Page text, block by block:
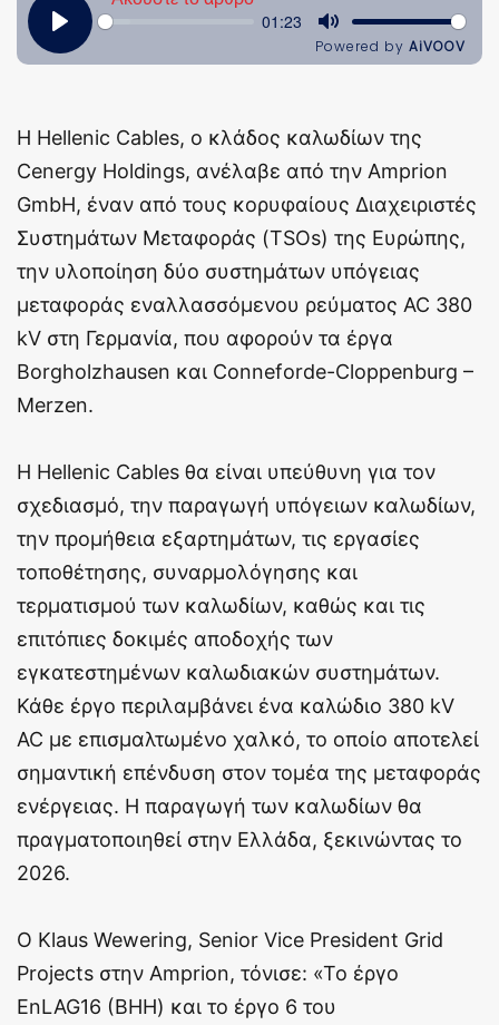
Η Hellenic Cables, ο κλάδος καλωδίων της
Cenergy Holdings, ανέλαβε από την Amprion
GmbH, έναν από τους κορυφαίους Διαχειριστές
Συστημάτων Μεταφοράς (TSOs) της Ευρώπης,
την υλοποίηση δύο συστημάτων υπόγειας
μεταφοράς εναλλασσόμενου ρεύματος AC 380
kV στη Γερμανία, που αφορούν τα έργα
Borgholzhausen και Conneforde-Cloppenburg –
Merzen.
Η Hellenic Cables θα είναι υπεύθυνη για τον
σχεδιασμό, την παραγωγή υπόγειων καλωδίων,
την προμήθεια εξαρτημάτων, τις εργασίες
τοποθέτησης, συναρμολόγησης και
τερματισμού των καλωδίων, καθώς και τις
επιτόπιες δοκιμές αποδοχής των
εγκατεστημένων καλωδιακών συστημάτων.
Κάθε έργο περιλαμβάνει ένα καλώδιο 380 kV
AC με επισμαλτωμένο χαλκό, το οποίο αποτελεί
σημαντική επένδυση στον τομέα της μεταφοράς
ενέργειας. Η παραγωγή των καλωδίων θα
πραγματοποιηθεί στην Ελλάδα, ξεκινώντας το
2026.
Ο Klaus Wewering, Senior Vice President Grid
Projects στην Amprion, τόνισε: «Το έργο
EnLAG16 (ΒΗΗ) και το έργο 6 του